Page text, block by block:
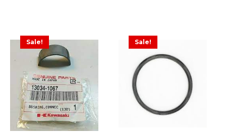
Sale! Sale!